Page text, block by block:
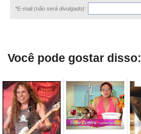
*E-mail (não será divulgado):
Você pode gostar disso: